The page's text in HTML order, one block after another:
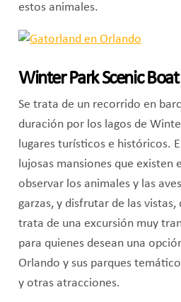
estos animales.
Winter Park Scenic
Se trata de un recorrido en
duración por los lagos de
lugares turísticos e históricos.
lujosas mansiones que existen
observar los animales y las
garzas, y disfrutar de las vistas,
trata de una excursión muy
para quienes desean una
Orlando y sus parques
y otras atracciones.